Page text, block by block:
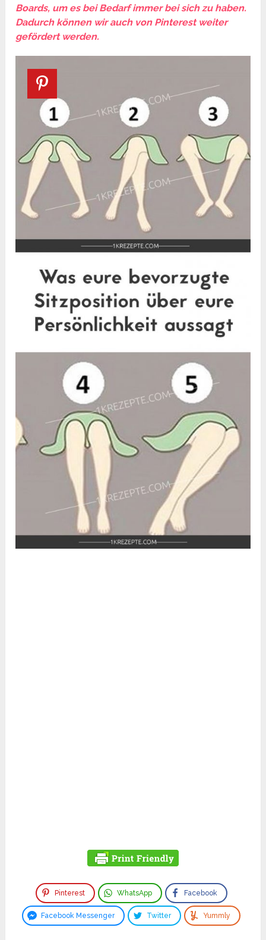
Boards, um es bei Bedarf immer bei sich zu haben.
Dadurch können wir auch von Pinterest weiter
gefördert werden.
Pinterest WhatsApp Facebook
Facebook Messenger Twitter Yummly